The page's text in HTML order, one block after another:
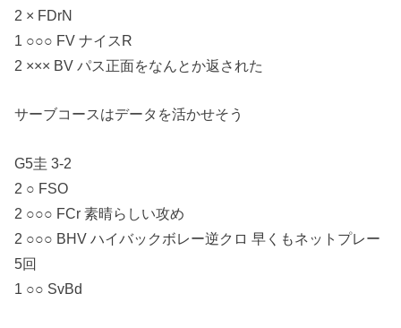
2 × FDrN
1 ○○○ FV ナイスR
2 ××× BV パス正面をなんとか返された
サーブコースはデータを活かせそう
G5圭 3-2
2 ○ FSO
2 ○○○ FCr 素晴らしい攻め
2 ○○○ BHV ハイバックボレー逆クロ 早くもネットプレー
5回
1 ○○ SvBd